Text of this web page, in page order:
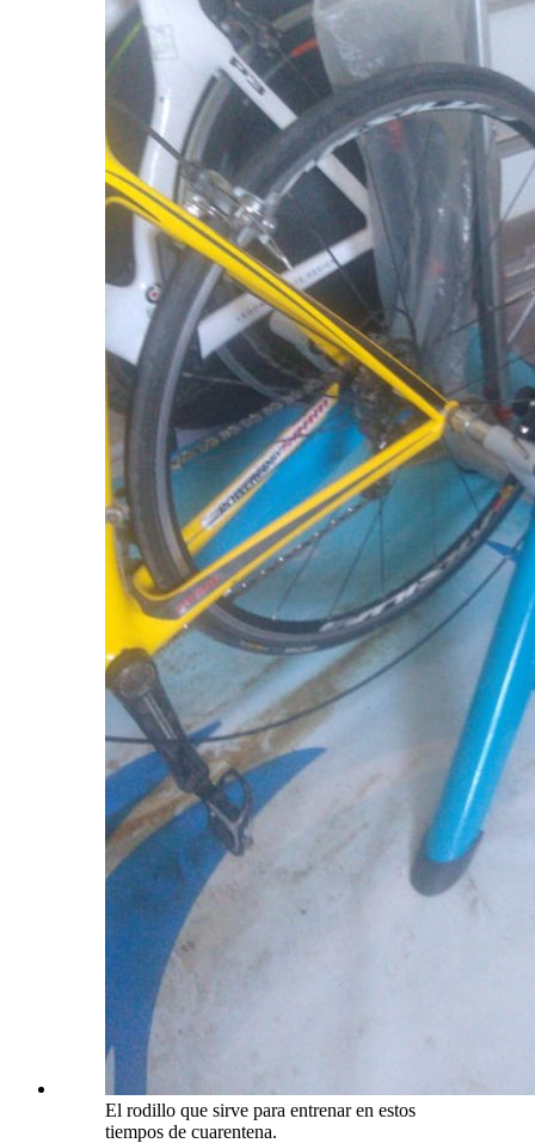
El rodillo que sirve para entrenar en estos
tiempos de cuarentena.